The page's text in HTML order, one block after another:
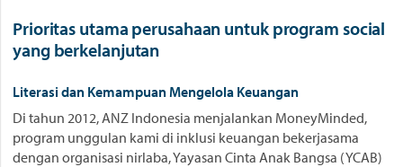
Prioritas utama perusahaan untuk program social
yang berkelanjutan
Literasi dan Kemampuan Mengelola Keuangan
Di tahun 2012, ANZ Indonesia menjalankan MoneyMinded,
program unggulan kami di inklusi keuangan bekerjasama
dengan organisasi nirlaba, Yayasan Cinta Anak Bangsa (YCAB)